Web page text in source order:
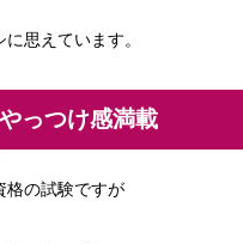
思えています。
っつけ感満載
格の試験ですが